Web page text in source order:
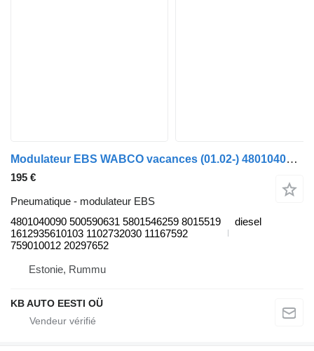
Modulateur EBS WABCO vacances (01.02-) 4801040090 pour bus Solaris Urbino, Alpino, Vacanza (1999-)
195 €
Pneumatique - modulateur EBS
4801040090 500590631 5801546259 8015519
1612935610103 1102732030 11167592
759010012 20297652
diesel
Estonie, Rummu
KB AUTO EESTI OÜ